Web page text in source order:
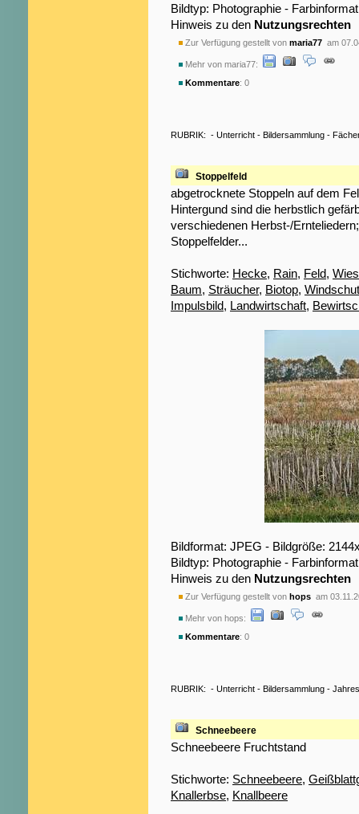
Bildtyp: Photographie -
Hinweis zu den Nutzungsrechten
Zur Verfügung gestellt von maria77 am
Mehr von maria77:
Kommentare: 0
RUBRIK: - Unterricht - Bildersammlung -
Stoppelfeld
abgetrocknete Stoppeln auf dem
Hintergund sind die herbstlich
verschiedenen Herbst-/
Stoppelfelder...
Stichworte: Hecke, Rain, Feld,
Baum, Sträucher, Biotop,
Impulsbild, Landwirtschaft,
Bildformat: JPEG - Bildgröße:
Bildtyp: Photographie -
Hinweis zu den Nutzungsrechten
Zur Verfügung gestellt von hops am
Mehr von hops:
Kommentare: 0
RUBRIK: - Unterricht - Bildersammlung -
Schneebeere
Schneebeere Fruchtstand
Stichworte: Schneebeere,
Knallerbse, Knallbeere